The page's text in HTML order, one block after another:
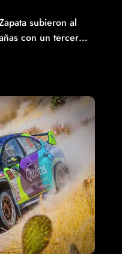
subieron al
con un tercer…